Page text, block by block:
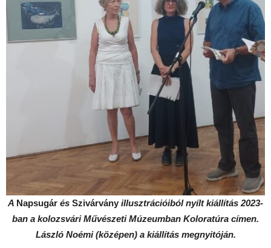
A Napsugár és Szivárvány illusztrációiból nyílt kiállítás 2023-
ban a kolozsvári Művészeti Múzeumban Koloratúra címen.
László Noémi (középen) a kiállítás megnyitóján.